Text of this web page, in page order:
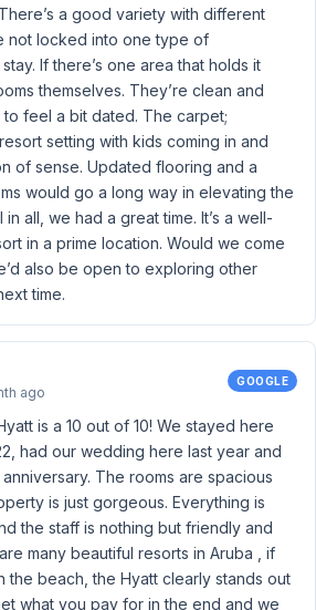
a good variety with different
not locked into one type of
If there’s one area that holds it
themselves. They’re clean and
feel a bit dated. The carpet;
setting with kids coming in and
of sense. Updated flooring and a
would go a long way in elevating the
all, we had a great time. It’s a well-
in a prime location. Would we come
also be open to exploring other
time.
ago
GOOGLE
is a 10 out of 10! We stayed here
had our wedding here last year and
The rooms are spacious
is just gorgeous. Everything is
the staff is nothing but friendly and
many beautiful resorts in Aruba , if
the beach, the Hyatt clearly stands out
what you pay for in the end and we